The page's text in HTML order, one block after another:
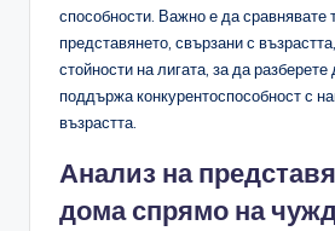
способности. Важно е да сравнявате
представянето, свързани с
стойности на лигата, за да разберете
поддържа конкурентоспособност с
възрастта.
Анализ на
дома спрямо на